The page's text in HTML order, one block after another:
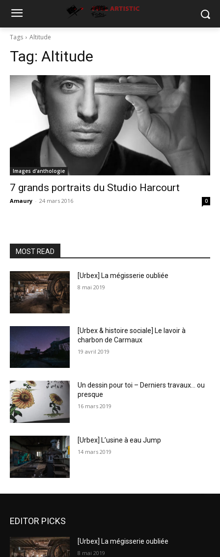
Tags Altitude
Tag: Altitude
Images d'anthologie
7 grands portraits du Studio Harcourt
Amaury - 24 mars 2016 0
MOST READ
[Urbex] La mégisserie oubliée
8 mai 2019
[Urbex & histoire sociale] Le lavoir à
charbon de Carmaux
19 avril 2019
Un dessin pour toi – Derniers travaux… ou
presque
16 mars 2019
[Urbex] L’usine à eau Jump
14 mars 2019
EDITOR PICKS
[Urbex] La mégisserie oubliée
8 mai 2019